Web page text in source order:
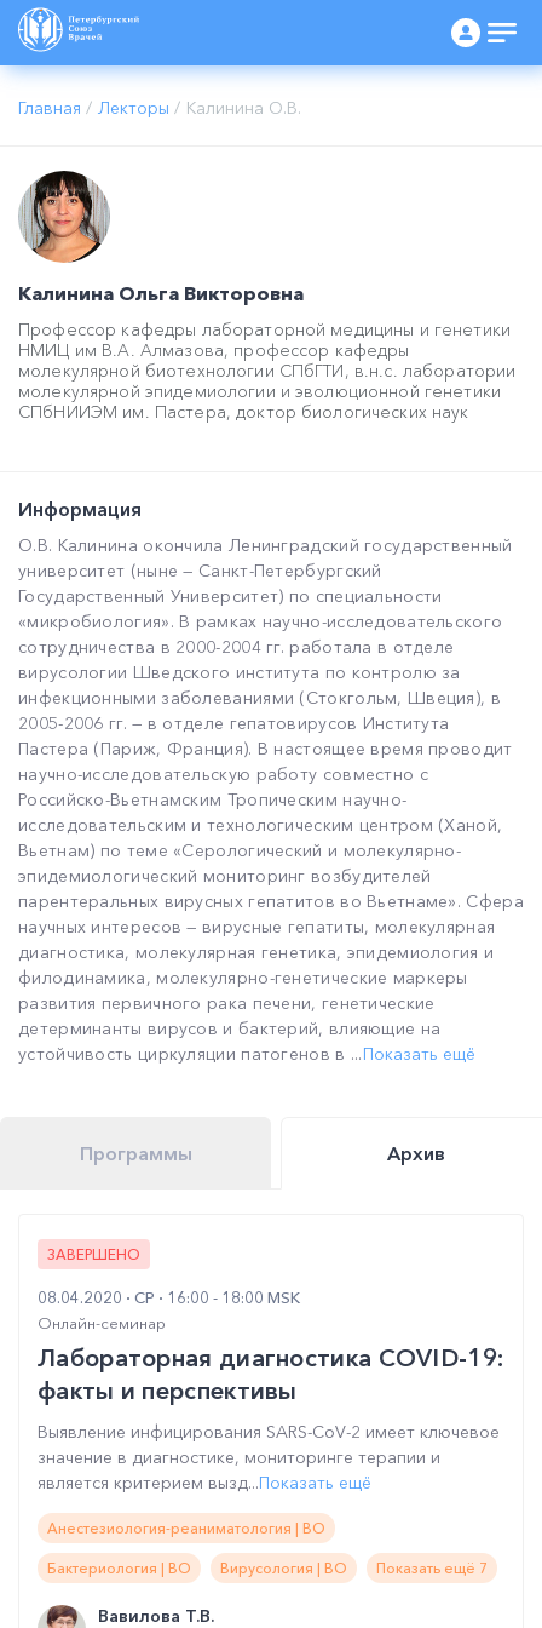
Главная / Лекторы / Калинина О.В.
Калинина Ольга Викторовна
Профессор кафедры лабораторной медицины и генетики
НМИЦ им В.А. Алмазова, профессор кафедры
молекулярной биотехнологии СПбГТИ, в.н.с. лаборатории
молекулярной эпидемиологии и эволюционной генетики
СПбНИИЭМ им. Пастера, доктор биологических наук
Информация
О.В. Калинина окончила Ленинградский государственный
университет (ныне — Санкт-Петербургский
Государственный Университет) по специальности
«микробиология». В рамках научно-исследовательского
сотрудничества в 2000-2004 гг. работала в отделе
вирусологии Шведского института по контролю за
инфекционными заболеваниями (Стокгольм, Швеция), в
2005-2006 гг. — в отделе гепатовирусов Института
Пастера (Париж, Франция). В настоящее время проводит
научно-исследовательскую работу совместно с
Российско-Вьетнамским Тропическим научно-
исследовательским и технологическим центром (Ханой,
Вьетнам) по теме «Серологический и молекулярно-
эпидемиологический мониторинг возбудителей
парентеральных вирусных гепатитов во Вьетнаме». Сфера
научных интересов — вирусные гепатиты, молекулярная
диагностика, молекулярная генетика, эпидемиология и
филодинамика, молекулярно-генетические маркеры
развития первичного рака печени, генетические
детерминанты вирусов и бактерий, влияющие на
устойчивость циркуляции патогенов в ...Показать ещё
Программы Архив
ЗАВЕРШЕНО
08.04.2020 СР
16:00 - 18:00 MSK
Онлайн-семинар
Лабораторная диагностика COVID-19:
факты и перспективы
Выявление инфицирования SARS-CoV-2 имеет ключевое
значение в диагностике, мониторинге терапии и
является критерием вызд...Показать ещё
Анестезиология-реаниматология | ВО
Бактериология | ВО Вирусология | ВО Показать ещё 7
Вавилова Т.В.